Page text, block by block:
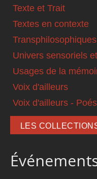
Texte et Trait
Textes en contexte
Transphilosophiques
Univers sensoriels
Usages de la
Voix d'ailleurs
Voix d'ailleurs -
LES